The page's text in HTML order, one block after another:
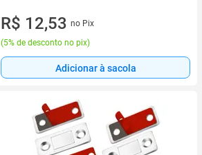
R$ 12,53 no Pix
(5% de desconto no pix)
Adicionar à sacola